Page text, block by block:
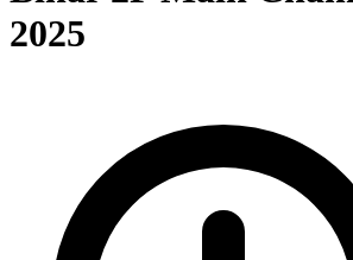
2025